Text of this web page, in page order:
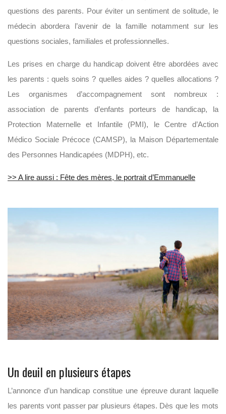
questions des parents. Pour éviter un sentiment de solitude, le
médecin abordera l’avenir de la famille notamment sur les
questions sociales, familiales et professionnelles.
Les prises en charge du handicap doivent être abordées avec
les parents : quels soins ? quelles aides ? quelles allocations ?
Les organismes d’accompagnement sont nombreux :
association de parents d’enfants porteurs de handicap, la
Protection Maternelle et Infantile (PMI), le Centre d’Action
Médico Sociale Précoce (CAMSP), la Maison Départementale
des Personnes Handicapées (MDPH), etc.
>> A lire aussi : Fête des mères, le portrait d’Emmanuelle
Un deuil en plusieurs étapes
L’annonce d’un handicap constitue une épreuve durant laquelle
les parents vont passer par plusieurs étapes. Dès que les mots